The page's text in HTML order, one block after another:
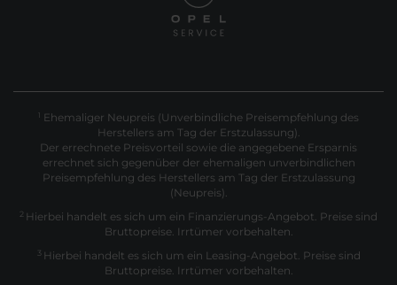
1 Ehemaliger Neupreis (Unverbindliche Preisempfehlung des
Herstellers am Tag der Erstzulassung).
Der errechnete Preisvorteil sowie die angegebene Ersparnis
errechnet sich gegenüber der ehemaligen unverbindlichen
Preisempfehlung des Herstellers am Tag der Erstzulassung
(Neupreis).
2 Hierbei handelt es sich um ein Finanzierungs-Angebot. Preise sind
Bruttopreise. Irrtümer vorbehalten.
3 Hierbei handelt es sich um ein Leasing-Angebot. Preise sind
Bruttopreise. Irrtümer vorbehalten.